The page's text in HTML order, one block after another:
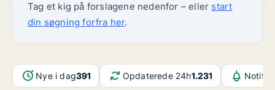
Tag et kig på forslagene nedenfor – eller start
din søgning forfra her.
Nye i dag391 Opdaterede 24h1.231